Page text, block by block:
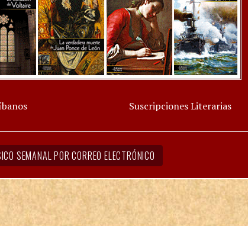
Suscripciones Literarias
SEMANAL POR CORREO ELECTRÓNICO